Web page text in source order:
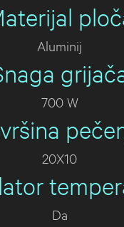
Aluminij
700 W
20X10
Da